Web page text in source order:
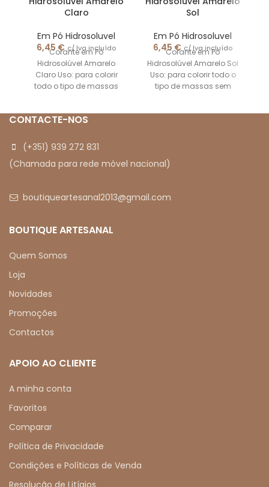
Claro
Em Pó Hidrosoluvel
6,45€ c/ Iva incluído
Corante em Pó
Hidrosolúvel Amarelo
Claro Uso: para colorir
todo o tipo de massas
Sol
Em Pó Hidrosoluvel
6,45€ c/ Iva incluído
Corante em Pó
Hidrosolúvel Amarelo Sol
Uso: para colorir todo o
tipo de massas sem
CONTACTE-NOS
(+351) 939 272 831
(Chamada para rede móvel nacional)
boutiqueartesanal2013@gmail.com
BOUTIQUE ARTESANAL
Quem Somos
Loja
Novidades
Promoções
Contactos
APOIO AO CLIENTE
A minha conta
Favoritos
Comparar
Política de Privacidade
Condições e Políticas de Venda